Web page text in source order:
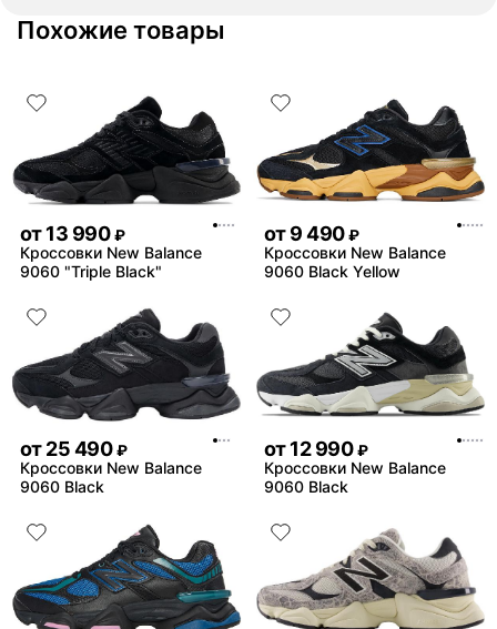
деньги вполне норм.
Похожие товары
от13 990 ₽
Кроссовки New Balance
9060 "Triple Black"
от9 490 ₽
Кроссовки New Balance
9060 Black Yellow
от25 490 ₽
Кроссовки New Balance
9060 Black
от12 990 ₽
Кроссовки New Balance
9060 Black